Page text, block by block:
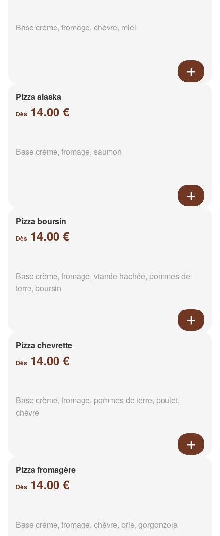
Base crème, fromage, chèvre, miel
Pizza alaska
Dès 14.00 €
Base crème, fromage, saumon
Pizza boursin
Dès 14.00 €
Base crème, fromage, viande hachée, pommes de
terre, boursin
Pizza chevrette
Dès 14.00 €
Base crème, fromage, pommes de terre, poulet,
chèvre
Pizza fromagère
Dès 14.00 €
Base crème, fromage, chèvre, brie, gorgonzola